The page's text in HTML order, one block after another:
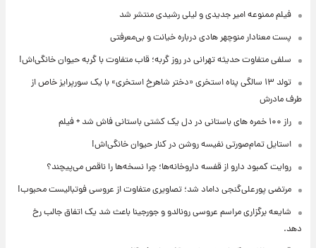
فیلم ممنوعه امیر جدیدی و لیلی رشیدی منتشر شد
پست معنادار منوچهر هادی درباره خیانت و بی‌معرفتی
سلفی متفاوت حدیثه تهرانی در روز گربه؛ قاب متفاوت با گربه حیوان خانگی‌اش!
تولد ۱۳ سالگی پناه استخری «دختر شاهرخ استخری» با یک سورپرایز خاص از
طرف مادرش
راز ۱۰۰ خمره های باستانی در دل یک کشتی باستانی فاش شد + فیلم
استایل تمام‌صورتی نفیسه روشن در کنار حیوان خانگی‌اش!
روایت کمبود دارو از قفسه داروخانه‌ها؛ چرا نسخه‌ها را ناقص می‌پیچند؟
مرتضی پورعلی‌گنجی داماد شد؛ تصاویری متفاوت از عروسی فوتبالیست محبوب!
شایعه برگزاری مراسم عروسی رونالدو و جورجینا باعث شد یک اتفاق جالب رخ
دهد.